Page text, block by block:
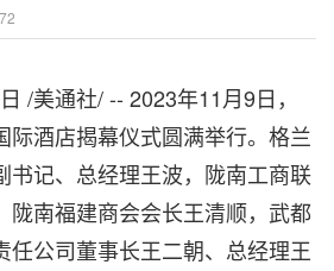
/美通社/ -- 2023年11月9日，
际酒店揭幕仪式圆满举行。格兰
书记、总经理王波，陇南工商联
陇南福建商会会长王清顺，武都
任公司董事长王二朝、总经理王